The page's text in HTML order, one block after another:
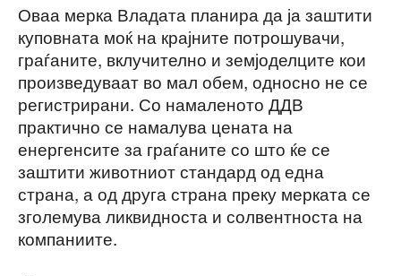
Оваа мерка Владата планира да ја заштити
куповната моќ на крајните потрошувачи,
граѓаните, вклучително и земјоделците кои
произведуваат во мал обем, односно не се
регистрирани. Со намаленото ДДВ
практично се намалува цената на
енергенсите за граѓаните со што ќе се
заштити животниот стандард од една
страна, а од друга страна преку мерката се
зголемува ликвидноста и солвентноста на
компаниите.